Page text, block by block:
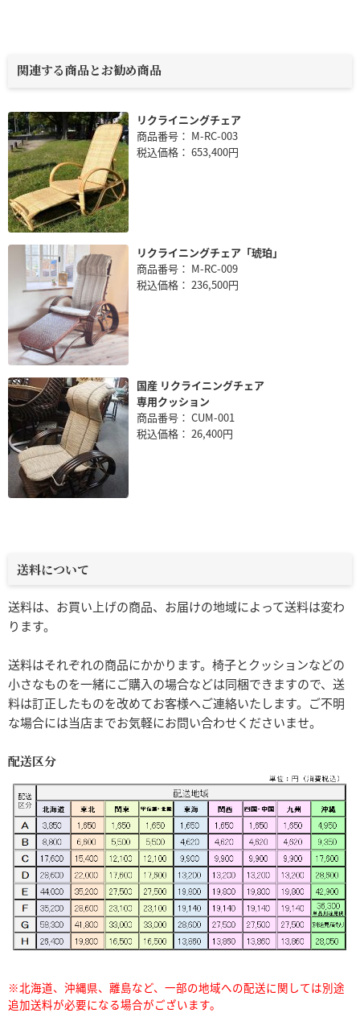
関連する商品とお勧め商品
リクライニングチェア
商品番号： M-RC-003
税込価格： 653,400円
リクライニングチェア「琥珀」
商品番号： M-RC-009
税込価格： 236,500円
国産 リクライニングチェア
専用クッション
商品番号： CUM-001
税込価格： 26,400円
送料について
送料は、お買い上げの商品、お届けの地域によって送料は変わ
ります。
送料はそれぞれの商品にかかります。椅子とクッションなどの
小さなものを一緒にご購入の場合などは同梱できますので、送
料は訂正したものを改めてお客様へご連絡いたします。ご不明
な場合には当店までお気軽にお問い合わせくださいませ。
配送区分
※北海道、沖縄県、離島など、一部の地域への配送に関しては別途
追加送料が必要になる場合がございます。